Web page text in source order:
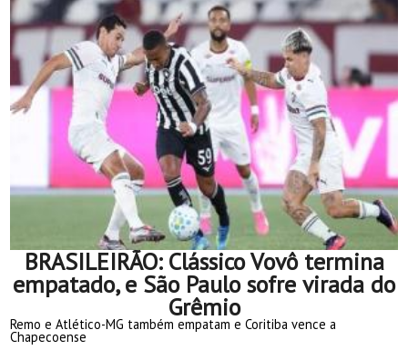
BRASILEIRÃO: Clássico Vovô termina
empatado, e São Paulo sofre virada do
Grêmio
Remo e Atlético-MG também empatam e Coritiba vence a
Chapecoense